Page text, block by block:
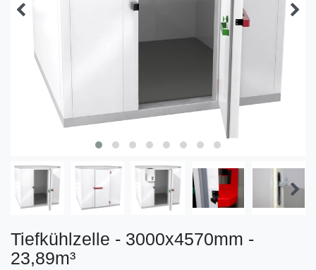
Tiefkühlzelle - 3000x4570mm -
23,89m³